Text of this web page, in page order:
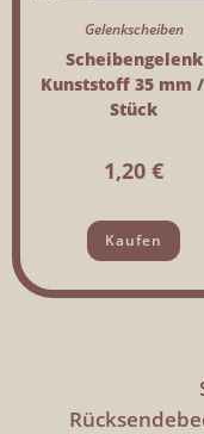
Gelenkscheiben
Scheibengelenk
Kunststoff 35 mm
Stück
1,20 €
Kaufen